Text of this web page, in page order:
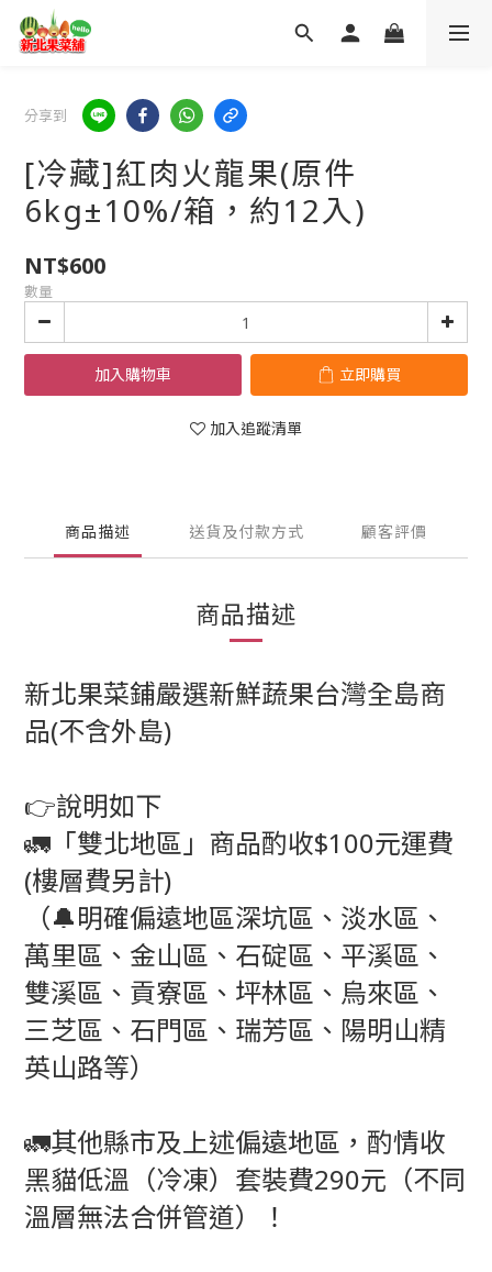
分享到
[冷藏]紅肉火龍果(原件
6kg±10%/箱，約12入)
NT$600
數量
加入購物車 立即購買
加入追蹤清單
商品描述 送貨及付款方式 顧客評價
商品描述
新北果菜鋪嚴選新鮮蔬果台灣全島商
品(不含外島)
👉說明如下
🚛「雙北地區」商品酌收$100元運費
(樓層費另計)
（🔔明確偏遠地區深坑區、淡水區、
萬里區、金山區、石碇區、平溪區、
雙溪區、貢寮區、坪林區、烏來區、
三芝區、石門區、瑞芳區、陽明山精
英山路等）
🚛其他縣市及上述偏遠地區，酌情收
黑貓低溫（冷凍）套裝費290元（不同
溫層無法合併管道）！